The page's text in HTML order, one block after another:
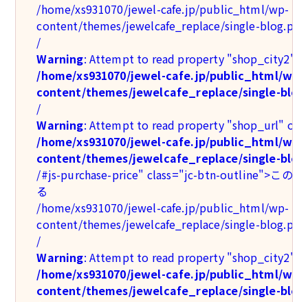
/home/xs931070/jewel-cafe.jp/public_html/wp-
content/themes/jewelcafe_replace/single-
/
Warning: Attempt to read property "shop_city2"
/home/xs931070/jewel-cafe.jp/public_html/wp-
content/themes/jewelcafe_replace/single-
/
Warning: Attempt to read property "shop_url" on
/home/xs931070/jewel-cafe.jp/public_html/wp-
content/themes/jewelcafe_replace/single-
/#js-purchase-price" class="jc-btn-outline">この店
る
/home/xs931070/jewel-cafe.jp/public_html/wp-
content/themes/jewelcafe_replace/single-
/
Warning: Attempt to read property "shop_city2"
/home/xs931070/jewel-cafe.jp/public_html/wp-
content/themes/jewelcafe_replace/single-